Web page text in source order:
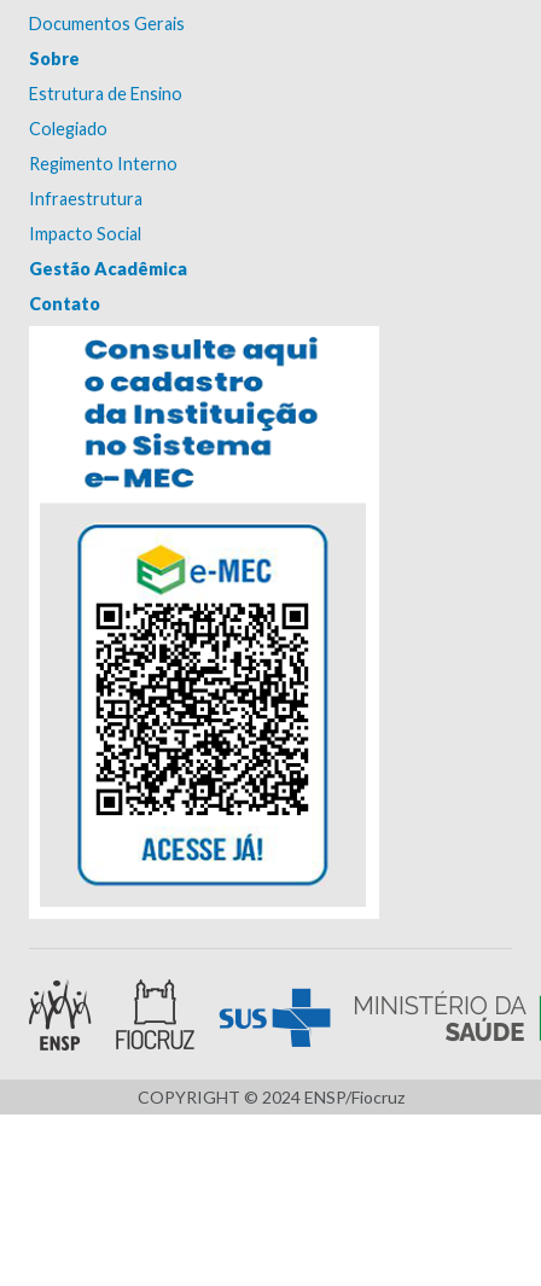
Documentos Gerais
Sobre
Estrutura de Ensino
Colegiado
Regimento Interno
Infraestrutura
Impacto Social
Gestão Acadêmica
Contato
COPYRIGHT © 2024 ENSP/Fiocruz